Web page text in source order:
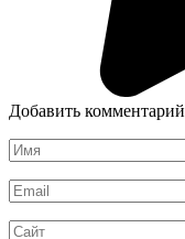
Добавить комментарий
Имя
*
Email
*
Сайт